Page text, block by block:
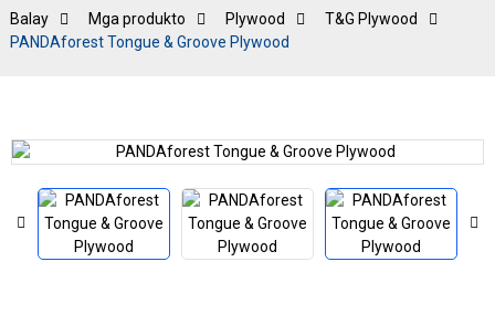
Balay Mga produkto Plywood
T&G Plywood
PANDAforest Tongue & Groove Plywood